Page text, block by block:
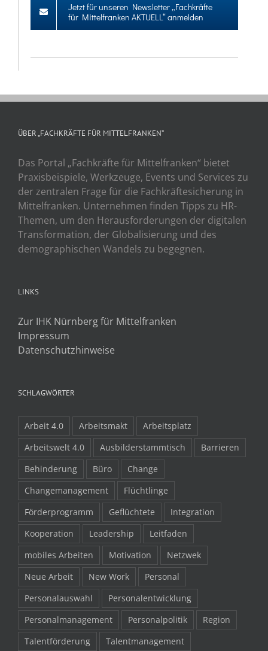
Jetzt für unseren Newsletter „Fachkräfte
für Mittelfranken AKTUELL“ anmelden
ÜBER „FACHKRÄFTE FÜR MITTELFRANKEN“
Das Portal „Fachkräfte für Mittelfranken“ bietet
Praxisbeispiele, Werkzeuge, Events und Services zu
der zentralen Frage für die Fachkräftesicherung in
Mittelfranken. Unternehmen finden Tipps zu HR-
Themen, um den Herausforderungen der digitalen
Transformation, der Globalisierung und des
demographischen Wandels zu begegnen.
LINKS
Zur IHK Nürnberg für Mittelfranken
Impressum
Datenschutzhinweise
SCHLAGWÖRTER
Arbeit 4.0 Arbeitsmakt
Arbeitsplatz
Arbeitswelt 4.0
Ausbilderstammtisch
Barrieren
Behinderung
Büro
Change
Changemanagement
Flüchtlinge
Förderprogramm
Geflüchtete
Integration
Kooperation
Leadership
Leitfaden
mobiles Arbeiten
Motivation
Netzwek
Neue Arbeit
New Work
Personal
Personalauswahl
Personalentwicklung
Personalmanagement
Personalpolitik
Region
Talentförderung
Talentmanagement